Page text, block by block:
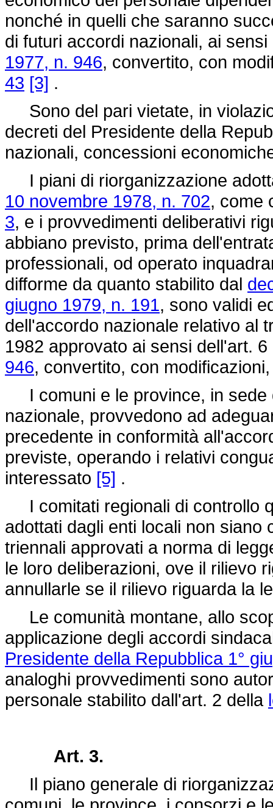
nonché in quelli che saranno
di futuri accordi nazionali, ai
1977, n. 946, convertito, con
43 [3] .
Sono del pari vietate, in
decreti del Presidente della
nazionali, concessioni
I piani di riorganizzazione
10 novembre 1978, n. 702, come
3, e i provvedimenti deliberativi
abbiano previsto, prima
professionali, od operato
difforme da quanto stabilito dal
giugno 1979, n. 191, sono validi
dell'accordo nazionale relativo al
1982 approvato ai sensi dell'art.
946, convertito, con
I comuni e le province, in sede
nazionale, provvedono ad
precedente in conformità
previste, operando i relativi
interessato [5] .
I comitati regionali di controllo
adottati dagli enti locali non
triennali approvati a norma di
le loro deliberazioni, ove il rilievo
annullarle se il rilievo riguarda la
Le comunità montane, allo
applicazione degli accordi
Presidente della Repubblica 1°
analoghi provvedimenti sono
personale stabilito dall'art. 2 della
Art. 3.
Il piano generale di